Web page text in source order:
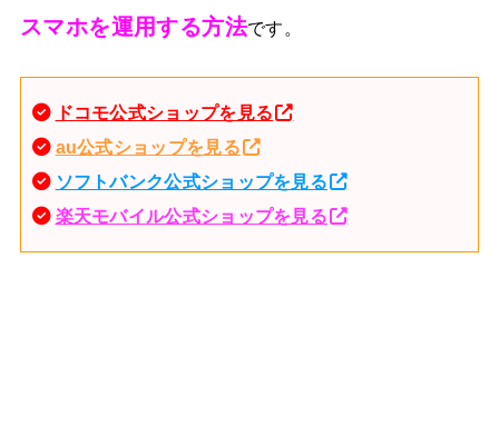
スマホを運用する方法です。
ドコモ公式ショップを見る
au公式ショップを見る
ソフトバンク公式ショップを見る
楽天モバイル公式ショップを見る